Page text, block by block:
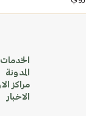
الخدمات
المدونة
مراكز
الاخبار